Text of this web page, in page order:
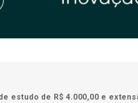
estudo de R$ 4.000,00 e